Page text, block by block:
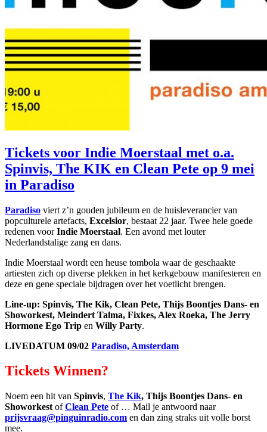
Tickets voor Indie Moerstaal met o.a.
Spinvis, The KIK en Clean Pete op 9 mei
in Paradiso
Paradiso viert z’n gouden jubileum en de huisleverancier van
popculturele artefacts, Excelsior, bestaat 22 jaar. Twee hele goede
redenen voorIndie Moerstaal. Een avond met louter
Nederlandstalige zang en dans.
Indie Moerstaal wordt een heuse tombola waar de geschaakte
artiesten zich op diverse plekken in het kerkgebouw manifesteren en
deze en gene speciale bijdragen over het voetlicht brengen.
Line-up: Spinvis, The Kik, Clean Pete, Thijs Boontjes Dans- en
Showorkest, Meindert Talma, Fixkes, Alex Roeka, The Jerry
Hormone Ego Trip en Willy Party.
LIVEDATUM 09/02 Paradiso, Amsterdam
Tickets Winnen?
Noem een hit van Spinvis, The Kik, Thijs Boontjes Dans- en
Showorkest ofClean Pete of … Mail je antwoord naar
prijsvraag@pinguinradio.com en dan zing straks uit volle borst
mee.